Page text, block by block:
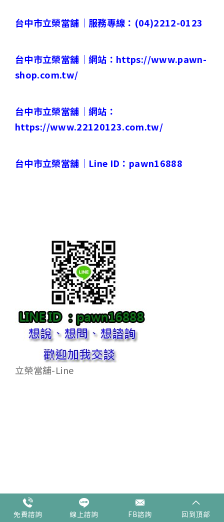
台中市立榮當舖｜ 服務專線： (04)2212-0123
台中市立榮當舖｜ 網站： https://www.pawn-
shop.com.tw/
台中市立榮當舖｜ 網站：
https://www.22120123.com.tw/
台中市立榮當舖｜ Line ID ： pawn16888
立榮當舖-Line
大台中地區汽機車借款
免費諮詢 線上諮詢 FB諮詢 回到頂部